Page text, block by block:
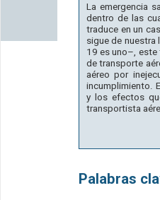
La emergencia
dentro de las
traduce en un
sigue de nuestra
19 es uno–, este
de transporte
aéreo por
incumplimiento.
y los efectos
transportista
Palabras